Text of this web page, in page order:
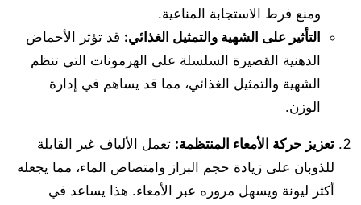
ومنع فرط الاستجابة المناعية.
التأثير على الشهية والتمثيل الغذائي: قد تؤثر الأحماض
الدهنية القصيرة السلسلة على الهرمونات التي تنظم
الشهية والتمثيل الغذائي، مما قد يساهم في إدارة
الوزن.
تعزيز حركة الأمعاء المنتظمة: تعمل الألياف غير القابلة
للذوبان على زيادة حجم البراز وامتصاص الماء، مما يجعله
أكثر ليونة ويسهل مروره عبر الأمعاء. هذا يساعد في